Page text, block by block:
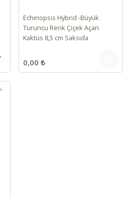
Echinopsis Hybrid -Büyük
Turuncu Renk Çiçek Açan
Kaktüs 8,5 cm Saksıda
0,00 ₺